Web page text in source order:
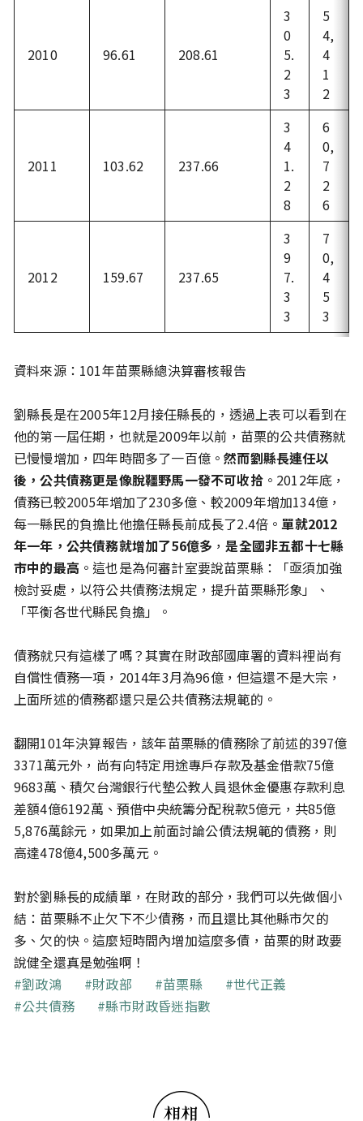
2010 96.61 208.61
3
0
5.
2
3
5
4,
4
1
2
2011 103.62 237.66
3
4
1.
2
8
6
0,
7
2
6
2012 159.67 237.65
3
9
7.
3
3
7
0,
4
5
3
資料來源：101年苗栗縣總決算審核報告
劉縣長是在2005年12月接任縣長的，透過上表可以看到在
他的第一屆任期，也就是2009年以前，苗栗的公共債務就
已慢慢增加，四年時間多了一百億。然而劉縣長連任以
後，公共債務更是像脫韁野馬一發不可收拾。2012年底，
債務已較2005年增加了230多億、較2009年增加134億，
每一縣民的負擔比他擔任縣長前成長了2.4倍。單就2012
年一年，公共債務就增加了56億多 ，是全國非五都十七縣
市中的最高 。這也是為何審計室要說苗栗縣：「亟須加強
檢討妥處，以符公共債務法規定，提升苗栗縣形象」、
「平衡各世代縣民負擔」。
債務就只有這樣了嗎？其實在財政部國庫署的資料裡尚有
自償性債務一項，2014年3月為96億，但這還不是大宗，
上面所述的債務都還只是公共債務法規範的。
翻開101年決算報告，該年苗栗縣的債務除了前述的397億
3371萬元外，尚有向特定用途專戶存款及基金借款75億
9683萬、積欠台灣銀行代墊公教人員退休金優惠存款利息
差額4億6192萬、預借中央統籌分配稅款5億元，共85億
5,876萬餘元，如果加上前面討論公債法規範的債務，則
高達478億4,500多萬元。
對於劉縣長的成績單，在財政的部分，我們可以先做個小
結：苗栗縣不止欠下不少債務，而且還比其他縣市欠的
多、欠的快。這麼短時間內增加這麼多債，苗栗的財政要
說健全還真是勉強啊！
關鍵字
劉政鴻 財政部 苗栗縣
世代正義
公共債務
縣市財政昏迷指數